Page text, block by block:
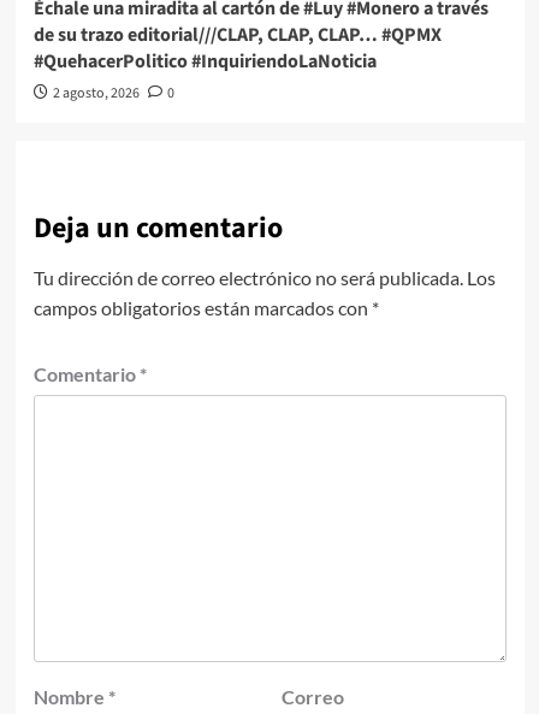
Échale una miradita al cartón de #Luy #Monero a través
de su trazo editorial///CLAP, CLAP, CLAP… #QPMX
#QuehacerPolitico #InquiriendoLaNoticia
2 agosto, 2026 0
Deja un comentario
Tu dirección de correo electrónico no será publicada. Los
campos obligatorios están marcados con *
Comentario *
Nombre *
Correo